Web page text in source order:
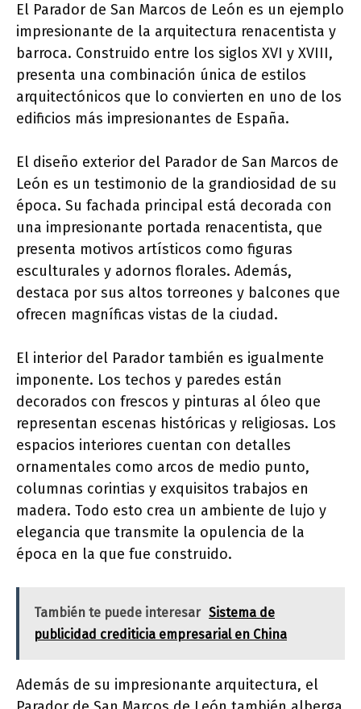
El Parador de San Marcos de León es un ejemplo
impresionante de la arquitectura renacentista y
barroca. Construido entre los siglos XVI y XVIII,
presenta una combinación única de estilos
arquitectónicos que lo convierten en uno de los
edificios más impresionantes de España.
El diseño exterior del Parador de San Marcos de
León es un testimonio de la grandiosidad de su
época. Su fachada principal está decorada con
una impresionante portada renacentista, que
presenta motivos artísticos como figuras
esculturales y adornos florales. Además,
destaca por sus altos torreones y balcones que
ofrecen magníficas vistas de la ciudad.
El interior del Parador también es igualmente
imponente. Los techos y paredes están
decorados con frescos y pinturas al óleo que
representan escenas históricas y religiosas. Los
espacios interiores cuentan con detalles
ornamentales como arcos de medio punto,
columnas corintias y exquisitos trabajos en
madera. Todo esto crea un ambiente de lujo y
elegancia que transmite la opulencia de la
época en la que fue construido.
También te puede interesar Sistema de
publicidad crediticia empresarial en China
Además de su impresionante arquitectura, el